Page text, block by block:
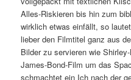
Alles-Riskieren bis hin zum
wirklich etwas einfällt, so
lieber den Filmtitel ganz aus
Bilder zu servieren wie
James-Bond-Film um das
schmachtet ein Ich nach der